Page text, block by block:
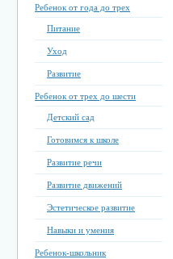
Ребенок от года до трех
Питание
Уход
Развитие
Ребенок от трех до шести
Детский сад
Готовимся к школе
Развитие речи
Развитие движений
Эстетическое развитие
Навыки и умения
Ребенок-школьник